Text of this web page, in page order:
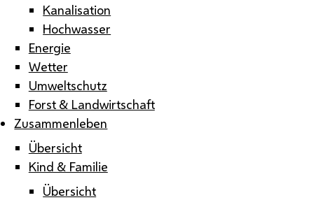
Kanalisation
Hochwasser
Energie
Wetter
Umweltschutz
Forst & Landwirtschaft
Zusammenleben
Übersicht
Kind & Familie
Übersicht